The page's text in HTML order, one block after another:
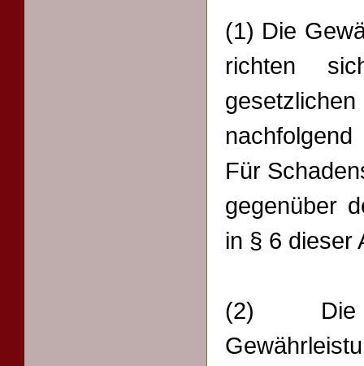
(1) Die
richten
Für
gegenüber
in § 6 dieser
(2) Die